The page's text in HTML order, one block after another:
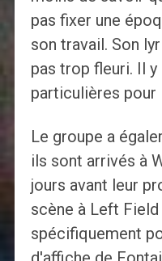
pas fixer une
son travail. Son
pas trop fleuri. Il
particulières pour
Le groupe a
ils sont arrivés à
jours avant leur
scène à Left
spécifiquement